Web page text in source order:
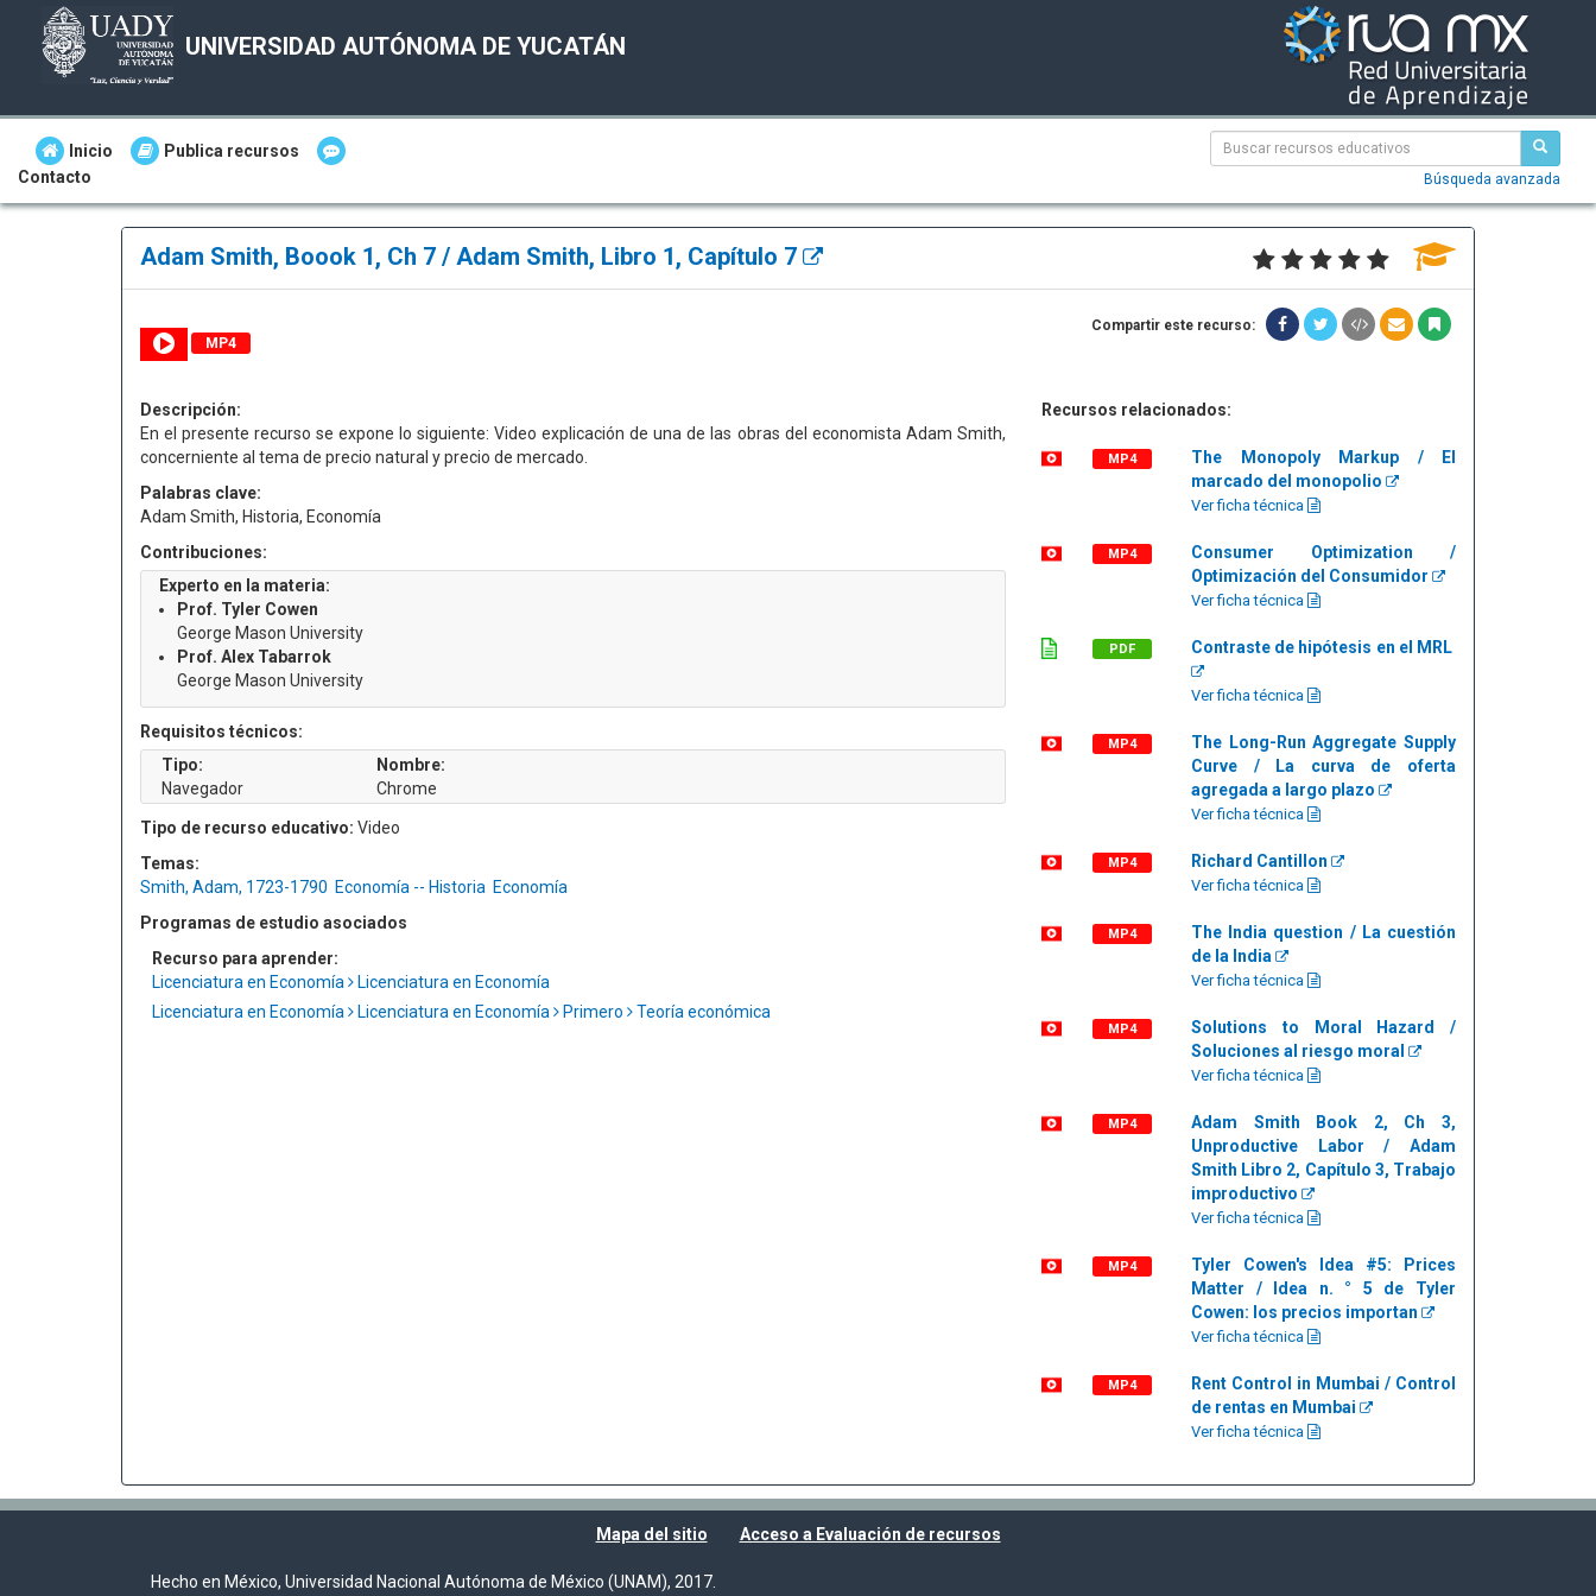
UNIVERSIDAD AUTÓNOMA DE YUCATÁN
Inicio
Publica recursos
Contacto
Búsqueda avanzada
Adam Smith, Boook 1, Ch 7 / Adam Smith, Libro 1, Capítulo 7
MP4
Compartir este recurso:
Descripción:
En el presente recurso se expone lo siguiente: Video explicación de una de las obras del economista Adam Smith,
concerniente al tema de precio natural y precio de mercado.
Palabras clave:
Adam Smith, Historia, Economía
Contribuciones:
Experto en la materia:
Prof. Tyler Cowen
George Mason University
Prof. Alex Tabarrok
George Mason University
Requisitos técnicos:
Tipo:
Navegador
Nombre:
Chrome
Tipo de recurso educativo: Video
Temas:
Smith, Adam, 1723-1790 Economía -- Historia Economía
Programas de estudio asociados
Recurso para aprender:
Licenciatura en Economía
Licenciatura en Economía
Licenciatura en Economía
Licenciatura en Economía Primero Teoría económica
Recursos relacionados:
MP4
The Monopoly Markup / El
marcado del monopolio
Ver ficha técnica
MP4
Consumer Optimization /
Optimización del Consumidor
Ver ficha técnica
PDF Contraste de hipótesis en el MRL
Ver ficha técnica
MP4
The Long-Run Aggregate Supply
Curve / La curva de oferta
agregada a largo plazo
Ver ficha técnica
MP4 Richard Cantillon
Ver ficha técnica
MP4
The India question / La cuestión
de la India
Ver ficha técnica
MP4
Solutions to Moral Hazard /
Soluciones al riesgo moral
Ver ficha técnica
MP4
Adam Smith Book 2, Ch 3,
Unproductive Labor / Adam
Smith Libro 2, Capítulo 3, Trabajo
improductivo
Ver ficha técnica
MP4
Tyler Cowen's Idea #5: Prices
Matter / Idea n. ° 5 de Tyler
Cowen: los precios importan
Ver ficha técnica
MP4
Rent Control in Mumbai / Control
de rentas en Mumbai
Ver ficha técnica
Mapa del sitio Acceso a Evaluación de recursos
Hecho en México, Universidad Nacional Autónoma de México (UNAM), 2017.